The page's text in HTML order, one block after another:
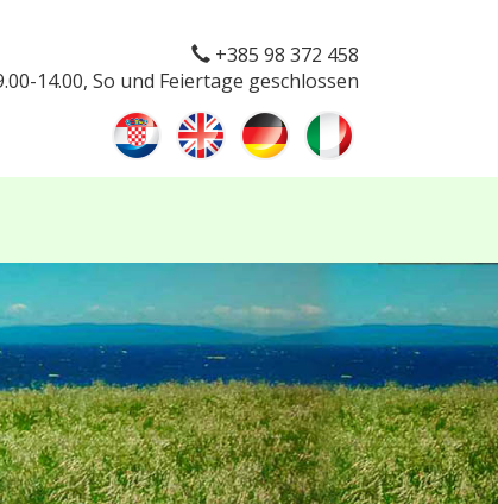
+385 98 372 458
14.00, So und Feiertage geschlossen